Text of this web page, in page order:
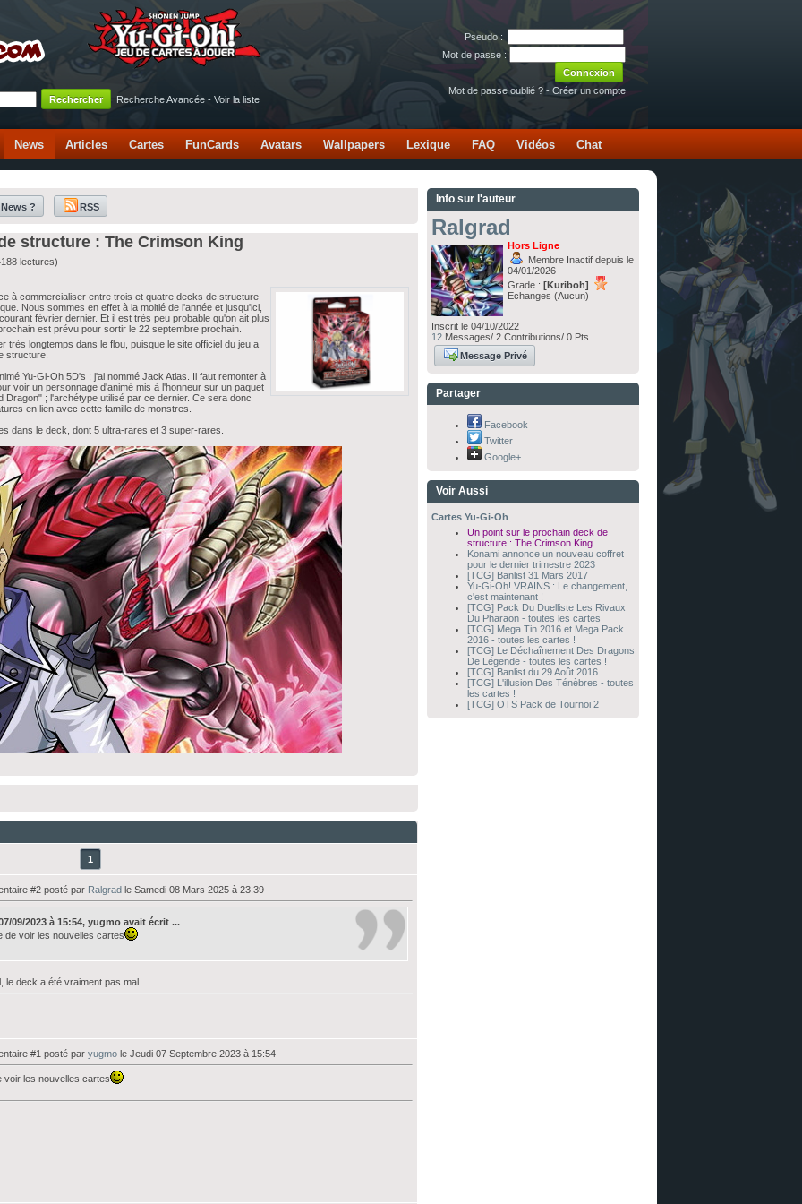
Pseudo :
Mot de passe :
Mot de passe oublié ? - Créer un compte
Recherche Avancée - Voir la liste
News Articles Cartes FunCards Avatars Wallpapers Lexique FAQ Vidéos Chat
? RSS
structure : The Crimson King
lectures)
à commercialiser entre trois et quatre decks de structure
Nous sommes en effet à la moitié de l'année et jusqu'ici,
février dernier. Et il est très peu probable qu'on ait plus
est prévu pour sortir le 22 septembre prochain.
longtemps dans le flou, puisque le site officiel du jeu a
structure.
Yu-Gi-Oh 5D's ; j'ai nommé Jack Atlas. Il faut remonter à
voir un personnage d'animé mis à l'honneur sur un paquet
; l'archétype utilisé par ce dernier. Ce sera donc
en lien avec cette famille de monstres.
dans le deck, dont 5 ultra-rares et 3 super-rares.
1
#2 posté par Ralgrad le Samedi 08 Mars 2025 à 23:39
09/2023 à 15:54, yugmo avait écrit ...
de voir les nouvelles cartes
le deck a été vraiment pas mal.
#1 posté par yugmo le Jeudi 07 Septembre 2023 à 15:54
voir les nouvelles cartes
Info sur l'auteur
Ralgrad
Hors Ligne
Membre Inactif depuis le
04/01/2026
Grade : [Kuriboh]
Echanges (Aucun)
Inscrit le 04/10/2022
12Messages/ 2 Contributions/ 0 Pts
Message Privé
Partager
Facebook
Twitter
Google+
Voir Aussi
Cartes Yu-Gi-Oh
Un point sur le prochain deck de
structure : The Crimson King
Konami annonce un nouveau coffret
pour le dernier trimestre 2023
[TCG] Banlist 31 Mars 2017
Yu-Gi-Oh! VRAINS : Le changement,
c'est maintenant !
[TCG] Pack Du Duelliste Les Rivaux
Du Pharaon - toutes les cartes
[TCG] Mega Tin 2016 et Mega Pack
2016 - toutes les cartes !
[TCG] Le Déchaînement Des Dragons
De Légende - toutes les cartes !
[TCG] Banlist du 29 Août 2016
[TCG] L'illusion Des Ténèbres - toutes
les cartes !
[TCG] OTS Pack de Tournoi 2